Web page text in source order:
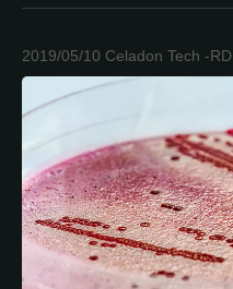
2019/05/10 Celadon Tech -RD